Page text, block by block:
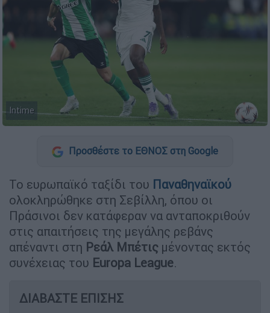
Intime
Προσθέστε το ΕΘΝΟΣ στη Google
Το ευρωπαϊκό ταξίδι του Παναθηναϊκού
ολοκληρώθηκε στη Σεβίλλη, όπου οι
Πράσινοι δεν κατάφεραν να ανταποκριθούν
στις απαιτήσεις της μεγάλης ρεβάνς
απέναντι στη Ρεάλ Μπέτις μένοντας εκτός
συνέχειας του Europa League.
ΔΙΑΒΑΣΤΕ ΕΠΙΣΗΣ